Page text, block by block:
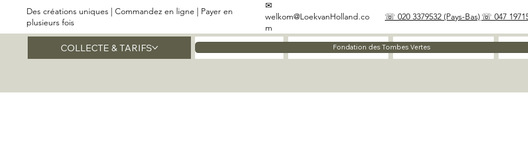
Des créations uniques | Commandez en ligne | Payer en
plusieurs fois
☏ 020 3379532 (Pays-Bas) ☏ 047
✉
welkom@LoekvanHolland.co
m
COLLECTE & TARIFS À propos Matériaux
Fondation des Tombes Vertes